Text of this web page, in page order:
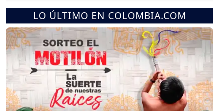
LO ÚLTIMO EN COLOMBIA.COM